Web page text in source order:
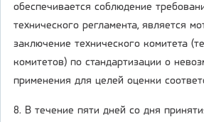
обеспечивается соблюдение
технического регламента, является
заключение технического комитета
комитетов) по стандартизации о
применения для целей оценки
8. В течение пяти дней со дня